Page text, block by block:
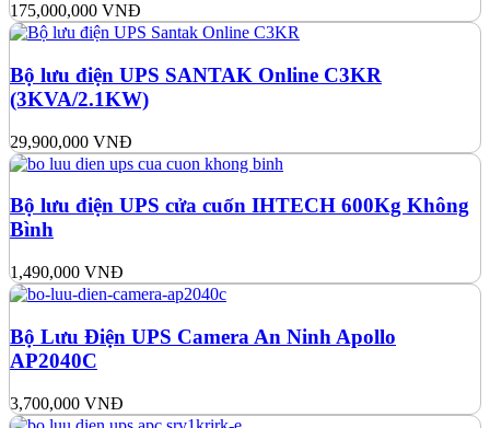
175,000,000 VNĐ
Bộ lưu điện UPS SANTAK Online C3KR
(3KVA/2.1KW)
29,900,000 VNĐ
Bộ lưu điện UPS cửa cuốn IHTECH 600Kg Không
Bình
1,490,000 VNĐ
Bộ Lưu Điện UPS Camera An Ninh Apollo
AP2040C
3,700,000 VNĐ